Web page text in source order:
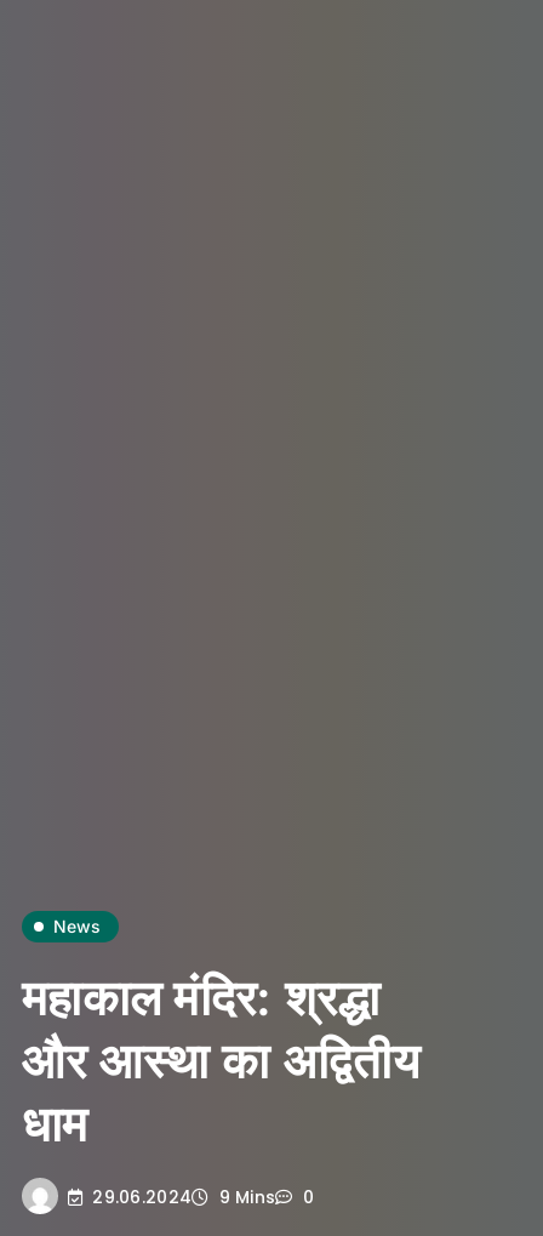
News
महाकाल मंदिर: श्रद्धा
और आस्था का अद्वितीय
धाम
29.06.2024 9 Mins 0